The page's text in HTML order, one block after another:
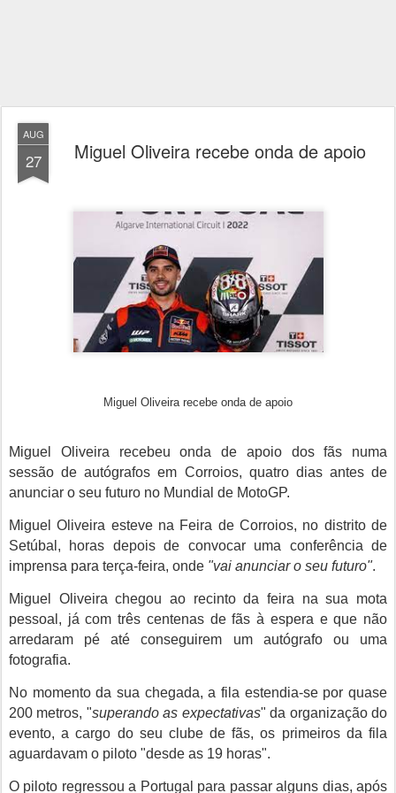
AUG
27 Miguel Oliveira recebe onda de apoio
Miguel Oliveira recebe onda de apoio
Miguel Oliveira recebeu onda de apoio dos fãs numa
sessão de autógrafos em Corroios, quatro dias antes de
anunciar o seu futuro no Mundial de MotoGP.
Miguel Oliveira esteve na Feira de Corroios, no distrito de
Setúbal, horas depois de convocar uma conferência de
imprensa para terça-feira, onde "vai anunciar o seu futuro".
Miguel Oliveira chegou ao recinto da feira na sua mota
pessoal, já com três centenas de fãs à espera e que não
arredaram pé até conseguirem um autógrafo ou uma
fotografia.
No momento da sua chegada, a fila estendia-se por quase
200 metros, "superando as expectativas" da organização do
evento, a cargo do seu clube de fãs, os primeiros da fila
aguardavam o piloto "desde as 19 horas".
O piloto regressou a Portugal para passar alguns dias, após